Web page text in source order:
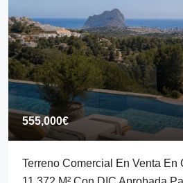
555,000€
Terreno Comercial En Venta En